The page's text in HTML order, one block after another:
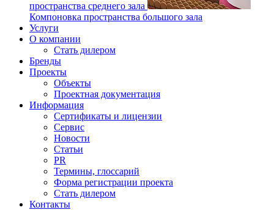
пространства среднего зала
Компоновка пространства большого зала
Услуги
О компании
Стать дилером
Бренды
Проекты
Объекты
Проектная документация
Информация
Сертификаты и лицензии
Сервис
Новости
Статьи
PR
Термины, глоссарий
Форма регистрации проекта
Стать дилером
Контакты